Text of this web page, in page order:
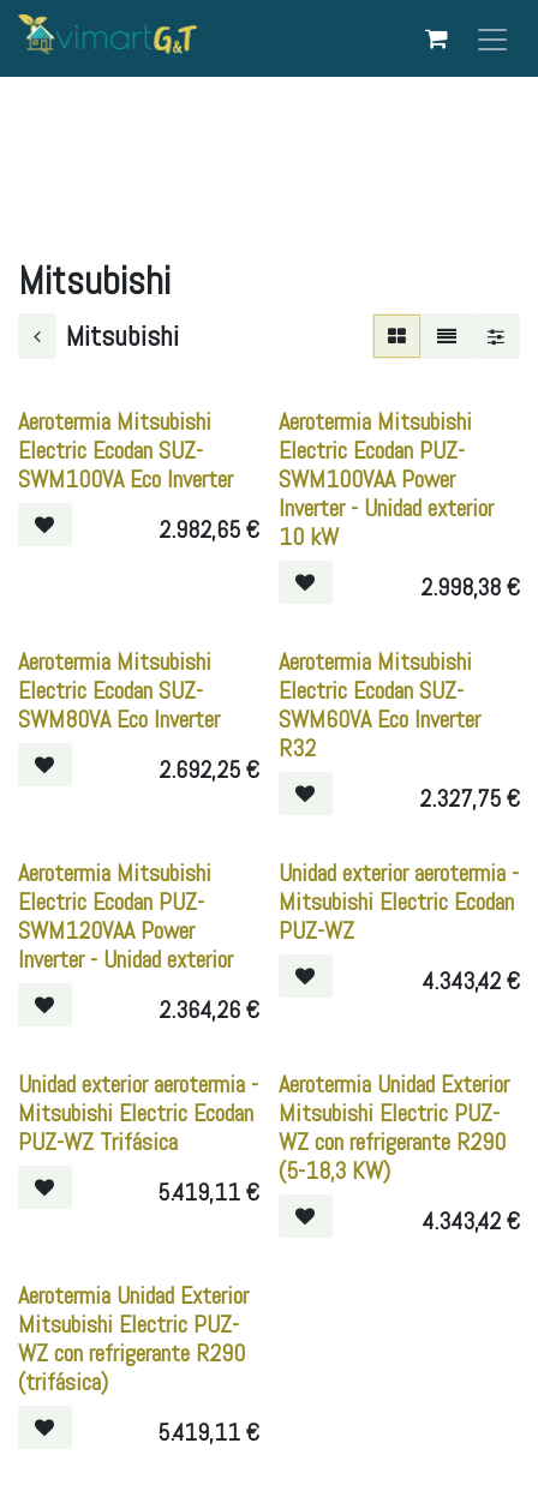
Ir al contenido
Mitsubishi
Mitsubishi
Aerotermia Mitsubishi
Electric Ecodan SUZ-
SWM100VA Eco Inverter
2.982,65€
Aerotermia Mitsubishi
Electric Ecodan PUZ-
SWM100VAA Power
Inverter - Unidad exterior
10 kW
2.998,38€
Aerotermia Mitsubishi
Electric Ecodan SUZ-
SWM80VA Eco Inverter
2.692,25€
Aerotermia Mitsubishi
Electric Ecodan SUZ-
SWM60VA Eco Inverter
R32
2.327,75€
Aerotermia Mitsubishi
Electric Ecodan PUZ-
SWM120VAA Power
Inverter - Unidad exterior
2.364,26€
Unidad exterior aerotermia -
Mitsubishi Electric Ecodan
PUZ-WZ
4.343,42€
Unidad exterior aerotermia -
Mitsubishi Electric Ecodan
PUZ-WZ Trifásica
5.419,11€
Aerotermia Unidad Exterior
Mitsubishi Electric PUZ-
WZ con refrigerante R290
(5-18,3 KW)
4.343,42€
Aerotermia Unidad Exterior
Mitsubishi Electric PUZ-
WZ con refrigerante R290
(trifásica)
5.419,11€